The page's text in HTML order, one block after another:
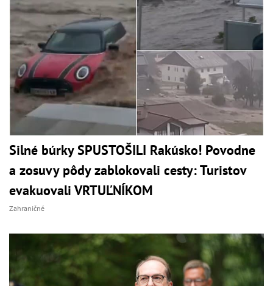
Silné búrky SPUSTOŠILI Rakúsko! Povodne
a zosuvy pôdy zablokovali cesty: Turistov
evakuovali VRTUĽNÍKOM
Zahraničné